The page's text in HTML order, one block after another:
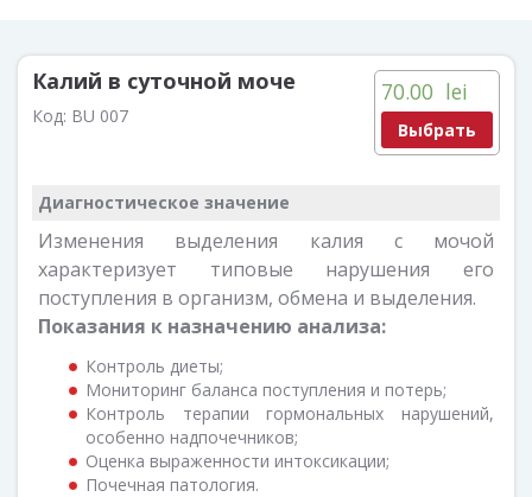
70.00 lei
Выбрать
Калий в суточной моче
Код: BU 007
Диагностическое значение
Изменения выделения калия с мочой
характеризует типовые нарушения его
поступления в организм, обмена и выделения.
Показания к назначению анализа:
Контроль диеты;
Мониторинг баланса поступления и потерь;
Контроль терапии гормональных нарушений,
особенно надпочечников;
Оценка выраженности интоксикации;
Почечная патология.